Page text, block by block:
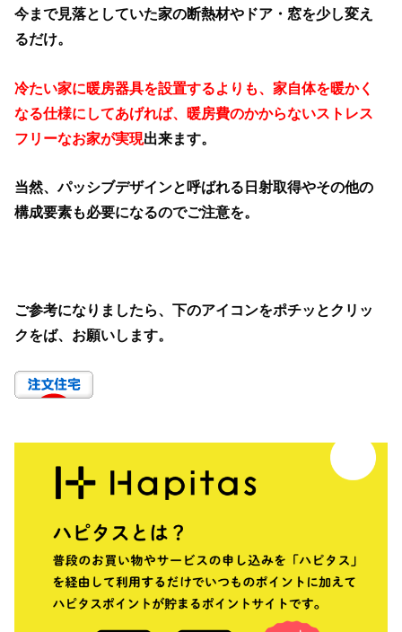
今まで見落としていた家の断熱材やドア・窓を少し変え
るだけ。
冷たい家に暖房器具を設置するよりも、家自体を暖かく
なる仕様にしてあげれば、暖房費のかからないストレス
フリーなお家が実現出来ます。
当然、パッシブデザインと呼ばれる日射取得やその他の
構成要素も必要になるのでご注意を。
ご参考になりましたら、下のアイコンをポチッとクリッ
クをば、お願いします。